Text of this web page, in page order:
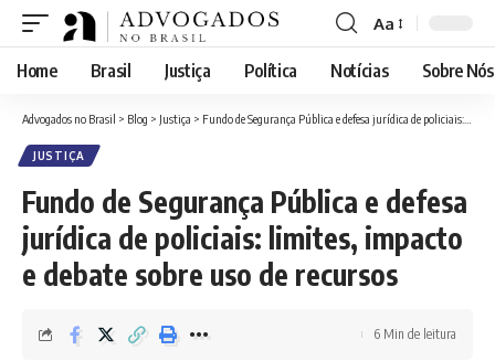
Font
Resizer
Aa
Home Brasil Justiça Política Notícias Sobre Nós
Advogados no Brasil > Blog > Justiça > Fundo de Segurança Pública e defesa jurídica de policiais: limites, impacto e debate sobre uso de recursos
JUSTIÇA
Fundo de Segurança Pública e defesa
jurídica de policiais: limites, impacto
e debate sobre uso de recursos
6 Min de leitura